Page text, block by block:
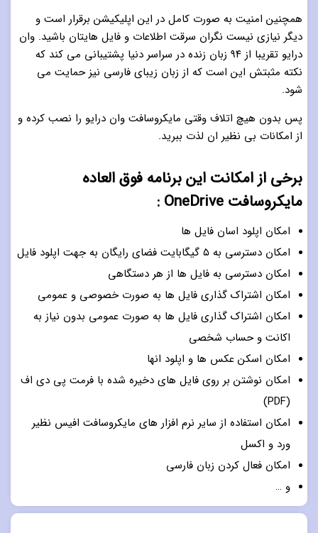
همچنین امنیت به صورت کامل در این اپلیکیشن برقرار است و
دیگر نیازی نیست نگران سرقت اطلاعات و فایل هایتان باشید. وان
درایو تقریبا از ٩۴ زبان زنده در سراسر دنیا پشتیبانی می کند که
نکته مثبتش این است که از زبان زیبای فارسی نیز حمایت می
شود.
پس بدون هیچ اتلاف وقتی مایکروسافت وان درایو را نصب کرده و
از امکانات بی نظیر ان لذت ببرید.
برخی از امکانت این برنامه فوق العاده
مایکروسافت OneDrive :
امکان اپلود اسان فایل ها
امکان دسترسی به ۵ گیگابایت فضای رایگان به جهت اپلود فایل
امکان دسترسی به فایل ها از هر دستگاهی
امکان اشتراک گذاری فایل ها به صورت خصوصی و عمومی
امکان اشتراک گذاری فایل ها به صورت عمومی بدون نیاز به
اکانت و حساب شخصی
امکان اسکن عکس ها و اپلود انها
امکان نوشتن بر روی فایل های دخیره شده با فرمت پی دی اف
(PDF)
امکان استفاده از سایر نرم افزار های مایکروسافت افیس نظیر
ورد و اکسل
امکان فعال کردن زبان فارسی
و …